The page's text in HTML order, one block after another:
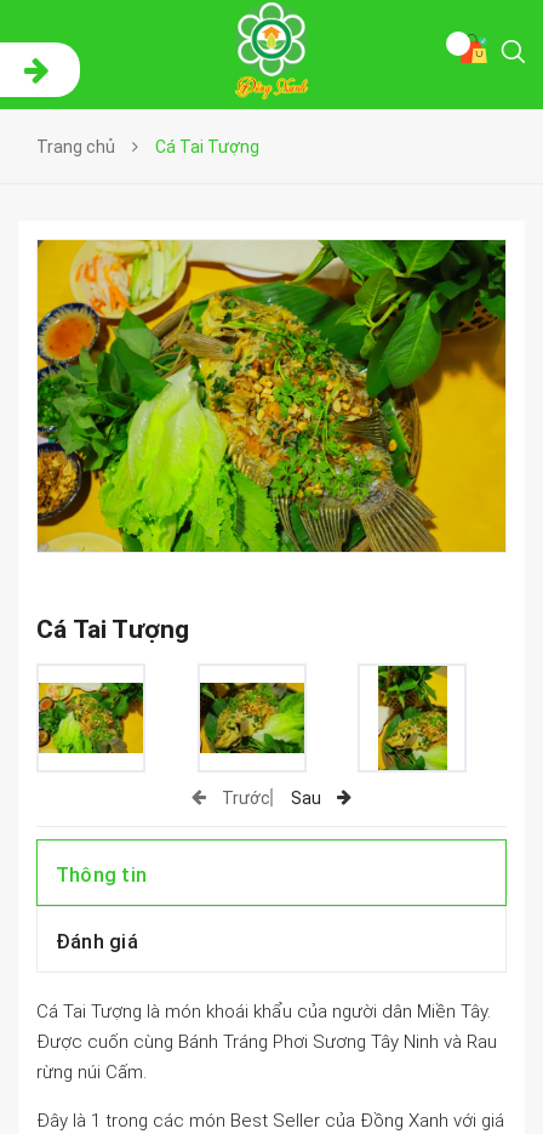
Trang chủ Cá Tai Tượng
Cá Tai Tượng
Trước Sau
Thông tin
Đánh giá
Cá Tai Tượng là món khoái khẩu của người dân Miền Tây.
Được cuốn cùng Bánh Tráng Phơi Sương Tây Ninh và Rau
rừng núi Cấm.
Đây là 1 trong các món Best Seller của Đồng Xanh với giá